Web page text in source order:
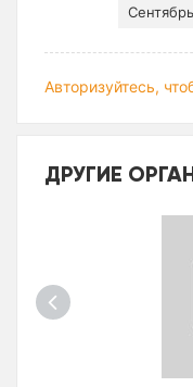
Авторизуйтесь,
ДРУГИЕ